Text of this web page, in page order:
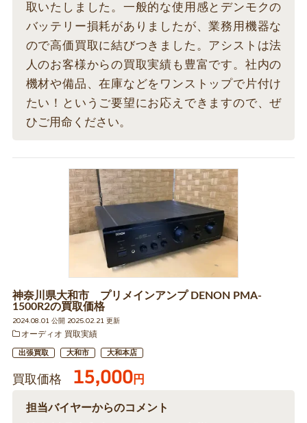
取いたしました。一般的な使用感とデンモクの
バッテリー損耗がありましたが、業務用機器な
ので高価買取に結びつきました。アシストは法
人のお客様からの買取実績も豊富です。社内の
機材や備品、在庫などをワンストップで片付け
たい！というご要望にお応えできますので、ぜ
ひご用命ください。
神奈川県大和市 プリメインアンプ DENON PMA-
1500R2の買取価格
2024.08.01 公開 2025.02.21 更新
オーディオ 買取実績
出張買取 大和市 大和本店
買取価格 15,000円
担当バイヤーからのコメント